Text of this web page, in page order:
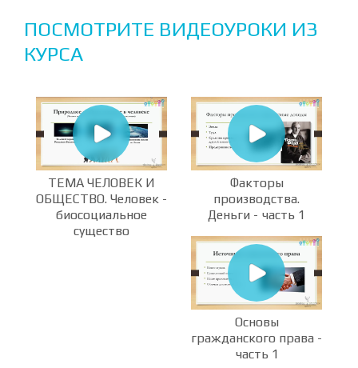
ПОСМОТРИТЕ ВИДЕОУРОКИ ИЗ
КУРСА
ТЕМА ЧЕЛОВЕК И
ОБЩЕСТВО. Человек -
биосоциальное
существо
Факторы
производства.
Деньги - часть 1
Основы
гражданского права -
часть 1